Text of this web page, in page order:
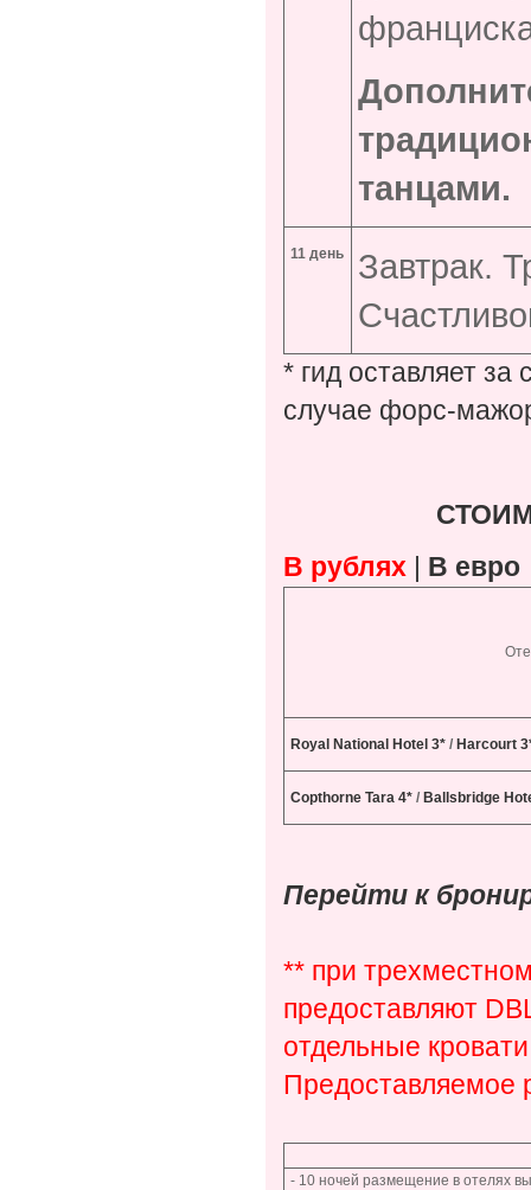
танцами.
11 день
Завтрак.
* гид оставляет
случае форс-
В рублях
В евро
Royal National Hotel 3* / Harcourt
Copthorne Tara 4* / Ballsbridge
Перейти к
** при
предоставляют
отдельные
Предоставляемое
- 10 ночей размещение в отелях